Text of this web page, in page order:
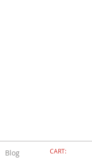
Blog CART: